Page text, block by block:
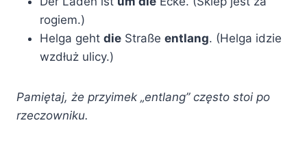
rogiem.)
Helga geht die Straße entlang. (Helga idzie
wzdłuż ulicy.)
Pamiętaj, że przyimek „entlang” często stoi po
rzeczowniku.